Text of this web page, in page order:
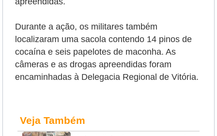
Durante a ação, os militares também
localizaram uma sacola contendo 14 pinos de
cocaína e seis papelotes de maconha. As
câmeras e as drogas apreendidas foram
encaminhadas à Delegacia Regional de Vitória.
Veja Também